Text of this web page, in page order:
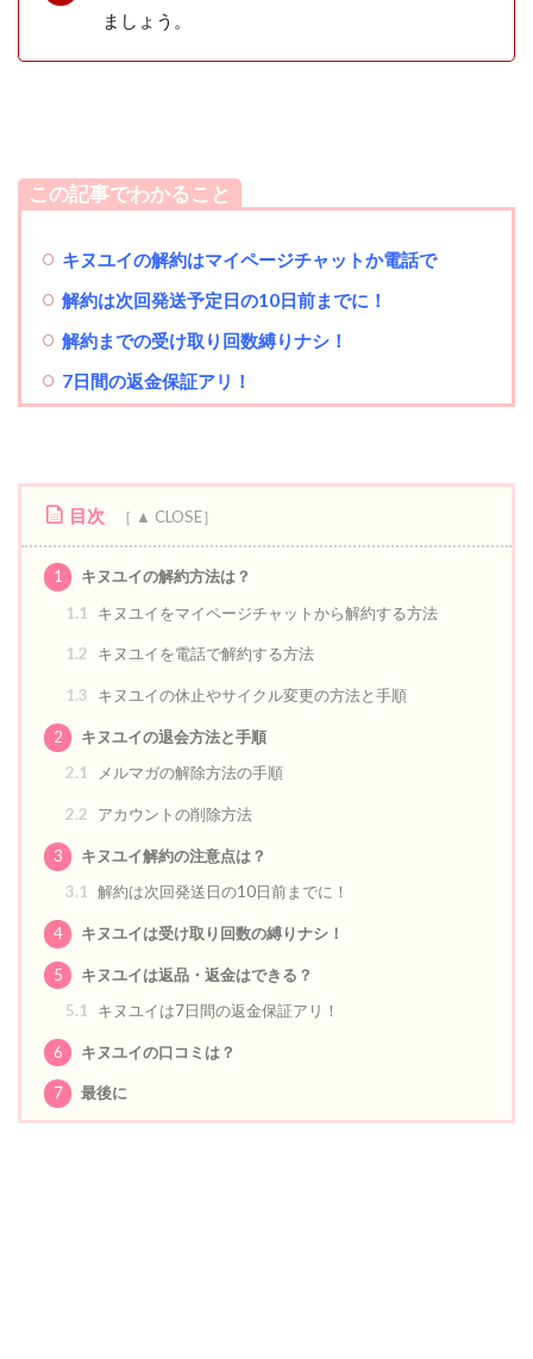
ましょう。
この記事でわかること
キヌユイの解約はマイページチャットか電話で
解約は次回発送予定日の10日前までに！
解約までの受け取り回数縛りナシ！
7日間の返金保証アリ！
目次
1
キヌユイの解約方法は？
1.1
キヌユイをマイページチャットから解約する方法
1.2 キヌユイを電話で解約する方法
1.3 キヌユイの休止やサイクル変更の方法と手順
2
キヌユイの退会方法と手順
2.1
メルマガの解除方法の手順
2.2 アカウントの削除方法
3
キヌユイ解約の注意点は？
3.1
解約は次回発送日の10日前までに！
4 キヌユイは受け取り回数の縛りナシ！
5
キヌユイは返品・返金はできる？
5.1
キヌユイは7日間の返金保証アリ！
6 キヌユイの口コミは？
7 最後に